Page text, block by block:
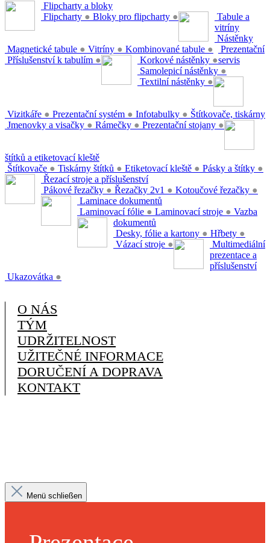
Flipcharty a bloky
Flipcharty ● Bloky pro flipcharty ●
Tabule a
vitríny
Magnetické tabule ● Vitríny ● Kombinované tabule ●
Příslušenství k tabulím ●
Nástěnky
Korkové nástěnky ●
Samolepicí nástěnky ●
Textilní nástěnky ●
Prezentační
servis
Vizitkáře ● Prezentační systém ● Infotabulky ●
Jmenovky a visačky ● Rámečky ● Prezentační stojany ●
Štítkovače, tiskárny
štítků a etiketovací kleště
Štítkovače ● Tiskárny štítků ● Etiketovací kleště ● Pásky a štítky ●
Řezací stroje a příslušenství
Pákové řezačky ● Řezačky 2v1 ● Kotoučové řezačky ●
Laminace dokumentů
Laminovací fólie ● Laminovací stroje ● Vazba
dokumentů
Desky, fólie a kartony ● Hřbety ●
Vázací stroje ●
Multimediální
prezentace a
příslušenství
Ukazovátka ●
O NÁS
TÝM
UDRŽITELNOST
UŽITEČNÉ INFORMACE
DORUČENÍ A DOPRAVA
KONTAKT
Menü schließen